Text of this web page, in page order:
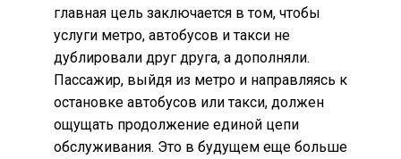
главная цель заключается в том, чтобы
услуги метро, автобусов и такси не
дублировали друг друга, а дополняли.
Пассажир, выйдя из метро и направляясь к
остановке автобусов или такси, должен
ощущать продолжение единой цепи
обслуживания. Это в будущем еще больше